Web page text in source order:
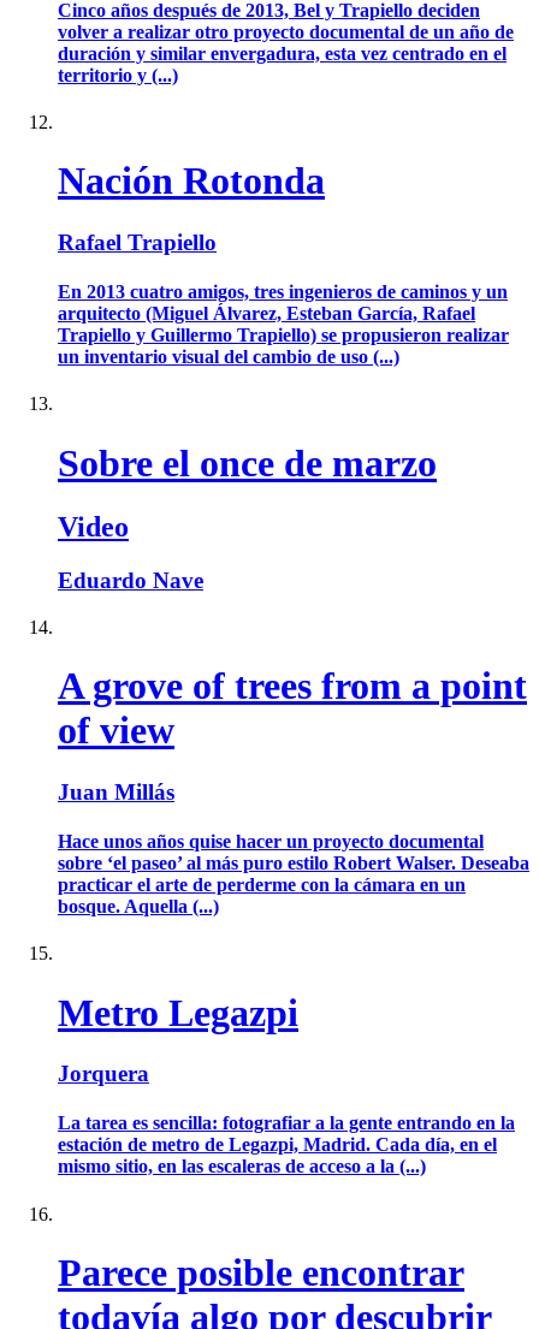
Cinco años después de 2013, Bel y Trapiello deciden
volver a realizar otro proyecto documental de un año de
duración y similar envergadura, esta vez centrado en el
territorio y (...)
Nación Rotonda
Rafael Trapiello
En 2013 cuatro amigos, tres ingenieros de caminos y un
arquitecto (Miguel Álvarez, Esteban García, Rafael
Trapiello y Guillermo Trapiello) se propusieron realizar
un inventario visual del cambio de uso (...)
Sobre el once de marzo
Video
Eduardo Nave
A grove of trees from a point
of view
Juan Millás
Hace unos años quise hacer un proyecto documental
sobre ‘el paseo’ al más puro estilo Robert Walser. Deseaba
practicar el arte de perderme con la cámara en un
bosque. Aquella (...)
Metro Legazpi
Jorquera
La tarea es sencilla: fotografiar a la gente entrando en la
estación de metro de Legazpi, Madrid. Cada día, en el
mismo sitio, en las escaleras de acceso a la (...)
Parece posible encontrar
todavía algo por descubrir